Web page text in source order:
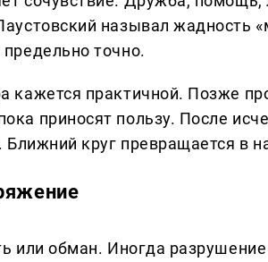
называл жадность
точно.
кажется практичной. Позже
приносят пользу. После
Ближний круг превращается в
или обман. Иногда